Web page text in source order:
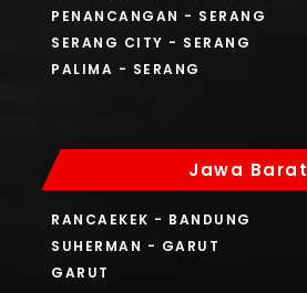
PENANCANGAN - SERANG
SERANG CITY - SERANG
PALIMA - SERANG
Jawa Barat
RANCAEKEK - BANDUNG
SUHERMAN - GARUT
GARUT